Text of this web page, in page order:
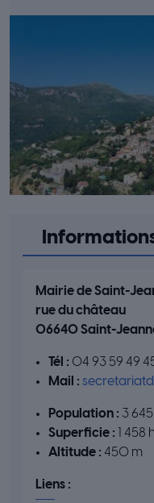
Mairie de Saint-
rue du château
06640 Saint-
Tél : 04 93 59 49
Mail :
Population : 3
Superficie : 1 458
Altitude : 450 m
Liens :